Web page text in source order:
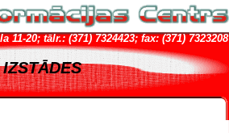
20; tālr.: (371) 7324423; fax: (371) 7323208
IZSTĀDES